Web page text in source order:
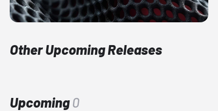
Other Upcoming Releases
Upcoming0